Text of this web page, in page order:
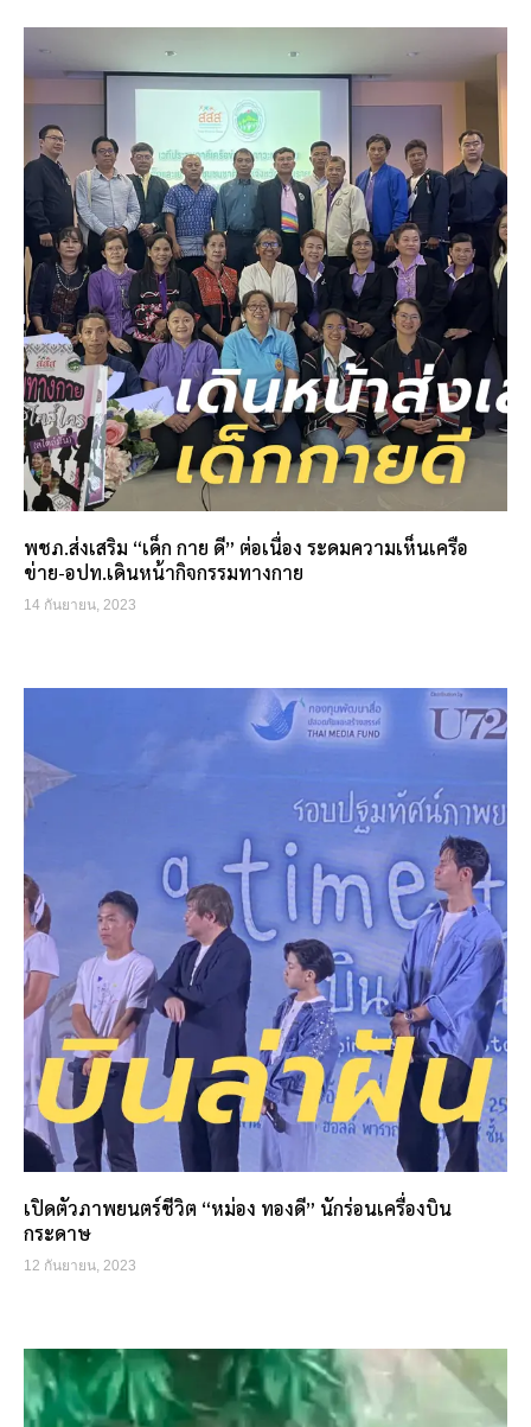
พชภ.ส่งเสริม “เด็ก กาย ดี” ต่อเนื่อง ระดมความเห็นเครือ
ข่าย-อปท.เดินหน้ากิจกรรมทางกาย
14 กันยายน, 2023
เปิดตัวภาพยนตร์ชีวิต “หม่อง ทองดี” นักร่อนเครื่องบิน
กระดาษ
12 กันยายน, 2023